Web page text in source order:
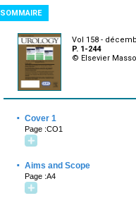
SOMMAIRE
Vol 158 -
P. 1-244
© Elsevier
· Cover 1
Page :CO1
· Aims and Scope
Page :A4